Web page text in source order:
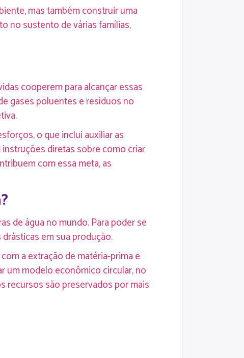
mas também construir uma
no sustento de várias famílias,
cooperem para alcançar essas
gases poluentes e resíduos no
o que inclui auxiliar as
diretas sobre como criar
com essa meta, as
de água no mundo. Para poder se
em sua produção.
a extração de matéria-prima e
um modelo econômico circular, no
recursos são preservados por mais